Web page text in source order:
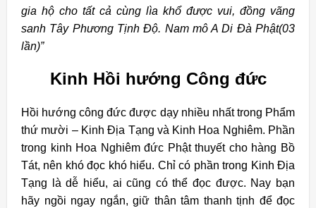
gia hộ cho tất cả cùng lìa khổ được vui, đồng vãng
sanh Tây Phương Tịnh Độ. Nam mô A Di Đà Phật(03
lần)”
Kinh Hồi hướng Công đức
Hồi hướng công đức được dạy nhiều nhất trong Phẩm
thứ mười – Kinh Địa Tạng và Kinh Hoa Nghiêm. Phần
trong kinh Hoa Nghiêm đức Phật thuyết cho hàng Bồ
Tát, nên khó đọc khó hiểu. Chỉ có phần trong Kinh Địa
Tạng là dễ hiểu, ai cũng có thể đọc được. Nay bạn
hãy ngồi ngay ngắn, giữ thân tâm thanh tịnh để đọc